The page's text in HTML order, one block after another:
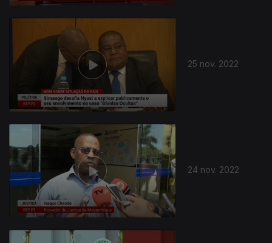
25 nov. 2022
24 nov. 2022